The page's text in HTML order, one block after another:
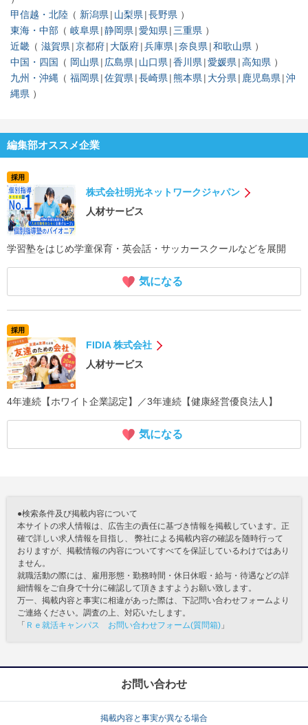
甲信越・北陸 新潟県 山梨県 長野県
東海・中部
岐阜県 静岡県 愛知県
三重県
近畿
滋賀県 京都府 大阪府 兵庫県 奈良県 和歌山県
中国・四国
岡山県 広島県 山口県 香川県 愛媛県 高知県
九州・沖縄
福岡県 佐賀県 長崎県 熊本県 大分県 鹿児島県 沖
縄県
編集部オススメ企業
採用
株式会社明光ネットワークジャパン
人材サービス
学習塾をはじめ学童保育・英会話・サッカースクールなどを展開
気になる
採用
FIDIA 株式会社
人材サービス
4年連続【ホワイト企業認定】／3年連続【健康経営優良法人】
気になる
●検索条件及び掲載内容について
本サイトの求人情報は、広告主の責任に基づき情報を掲載しています。正
確で詳しい求人情報を目指し、 弊社による掲載内容の確認を随時行って
おりますが、掲載情報の内容についてすべてを保証しているわけではあり
ません。
就職活動の際には、雇用形態・勤務時間・休日休暇・給与・待遇などの詳
細情報をご自身で十分に確認して頂きますようお願い致します。
万一、掲載内容と事実に相違があった際は、下記問い合わせフォームより
ご連絡ください。調査の上、対応いたします。
「 Ｒｅ就活キャンパス お問い合わせフォーム(質問箱) 」
お問い合わせ
掲載内容と事実が異なる場合